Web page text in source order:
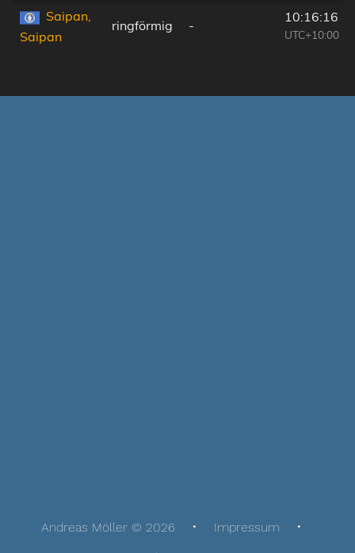
Saipan,
Saipan
ringförmig -
10:16:16
UTC+10:00
Andreas Möller © 2026
Impressum